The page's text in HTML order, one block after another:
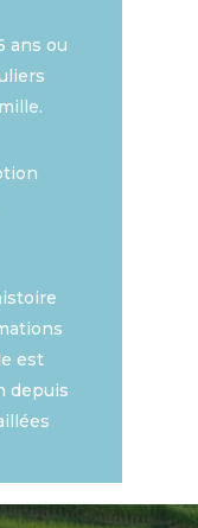
ans ou
est
depuis